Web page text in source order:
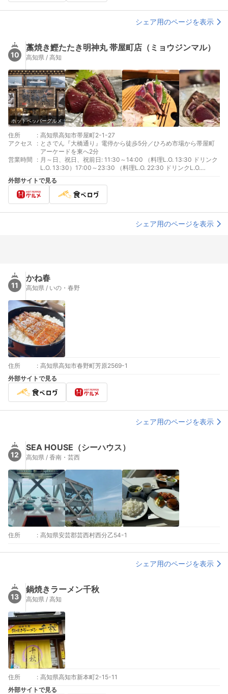
シェア用のページを表示
10
藁焼き鰹たたき明神丸 帯屋町店（ミョウジンマル）
高知県 / 高知
ホットペッパーグルメ
住所 : 高知県高知市帯屋町2-1-27
アクセス
: とさでん『大橋通り』電停から徒歩5分／ひろめ市場から帯屋町
アーケードを東へ2分
営業時間
: 月～日、祝日、祝前日: 11:30～14:00 （料理L.O. 13:30 ドリンク
L.O. 13:30）17:00～23:30 （料理L.O. 22:30 ドリンクL.O.
22:30）
外部サイトで見る
シェア用のページを表示
11
かね春
高知県 / いの・春野
住所 : 高知県高知市春野町芳原2569-1
外部サイトで見る
シェア用のページを表示
12
SEA HOUSE（シーハウス）
高知県 / 香南・芸西
住所 : 高知県安芸郡芸西村西分乙54-1
シェア用のページを表示
13
鍋焼きラーメン千秋
高知県 / 高知
住所 : 高知県高知市新本町2-15-11
外部サイトで見る